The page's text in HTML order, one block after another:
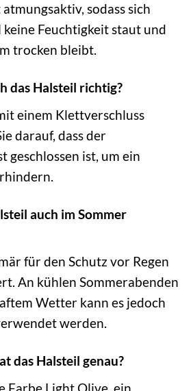
sodass sich
Feuchtigkeit staut und
trocken bleibt.
das Halsteil richtig?
einem Klettverschluss
darauf, dass der
geschlossen ist, um ein
auch im Sommer
für den Schutz vor Regen
An kühlen Sommerabenden
Wetter kann es jedoch
werden.
das Halsteil genau?
Farbe Light Olive, ein